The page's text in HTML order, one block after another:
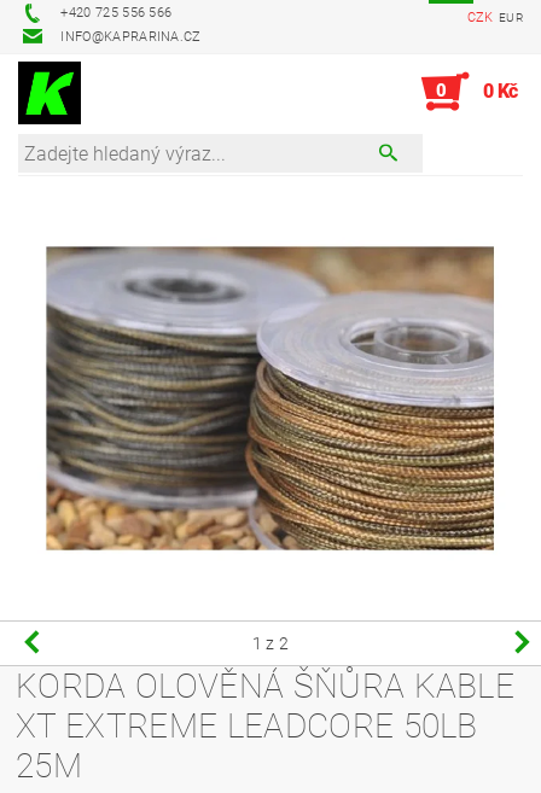
+420 725 556 566
INFO@KAPRARINA.CZ
CZK EUR
0 0 Kč
1 z 2
KORDA OLOVĚNÁ ŠŇŮRA KABLE
XT EXTREME LEADCORE 50LB
25M